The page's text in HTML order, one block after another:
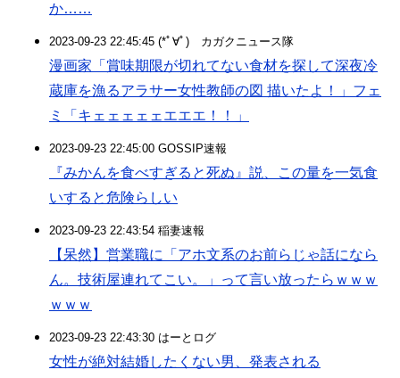
か……
2023-09-23 22:45:45 (*ﾟ∀ﾟ)ゞカガクニュース隊
漫画家「賞味期限が切れてない食材を探して深夜冷
蔵庫を漁るアラサー女性教師の図 描いたよ！」フェ
ミ「キェェェェェエエエ！！」
2023-09-23 22:45:00 GOSSIP速報
『みかんを食べすぎると死ぬ』説、この量を一気食
いすると危険らしい
2023-09-23 22:43:54 稲妻速報
【呆然】営業職に「アホ文系のお前らじゃ話になら
ん。技術屋連れてこい。」って言い放ったらｗｗｗ
ｗｗｗ
2023-09-23 22:43:30 はーとログ
女性が絶対結婚したくない男、発表される